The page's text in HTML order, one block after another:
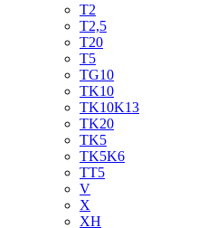
T2
T2,5
T20
T5
TG10
TK10
TK10K13
TK20
TK5
TK5K6
TT5
V
X
XH